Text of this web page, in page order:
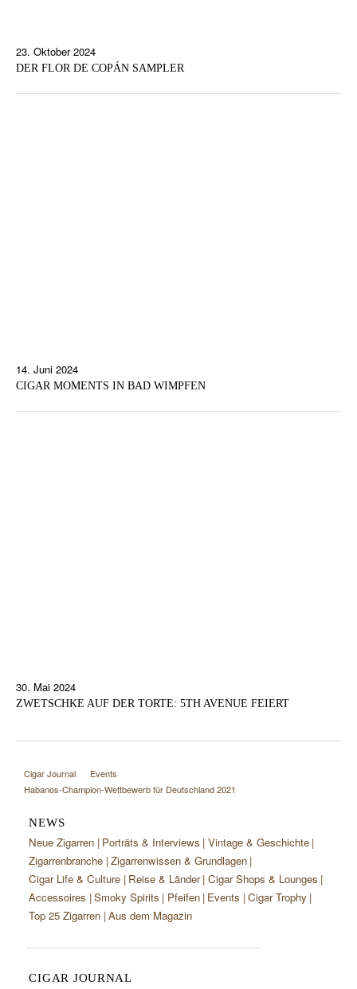
23. Oktober 2024
DER FLOR DE COPÁN SAMPLER
14. Juni 2024
CIGAR MOMENTS IN BAD WIMPFEN
30. Mai 2024
ZWETSCHKE AUF DER TORTE: 5TH AVENUE FEIERT
Cigar Journal
Events
Habanos-Champion-Wettbewerb für Deutschland 2021
NEWS
Neue Zigarren Porträts & Interviews Vintage & Geschichte
Zigarrenbranche Zigarrenwissen & Grundlagen
Cigar Life & Culture Reise & Länder Cigar Shops & Lounges
Accessoires Smoky Spirits Pfeifen Events Cigar Trophy
Top 25 Zigarren Aus dem Magazin
CIGAR JOURNAL